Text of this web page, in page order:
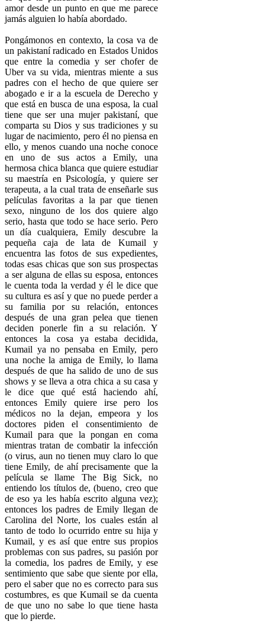
amor desde un punto en que me parece
jamás alguien lo había abordado.
Pongámonos en contexto, la cosa va de
un pakistaní radicado en Estados Unidos
que entre la comedia y ser chofer de
Uber va su vida, mientras miente a sus
padres con el hecho de que quiere ser
abogado e ir a la escuela de Derecho y
que está en busca de una esposa, la cual
tiene que ser una mujer pakistaní, que
comparta su Dios y sus tradiciones y su
lugar de nacimiento, pero él no piensa en
ello, y menos cuando una noche conoce
en uno de sus actos a Emily, una
hermosa chica blanca que quiere estudiar
su maestría en Psicología, y quiere ser
terapeuta, a la cual trata de enseñarle sus
películas favoritas a la par que tienen
sexo, ninguno de los dos quiere algo
serio, hasta que todo se hace serio. Pero
un día cualquiera, Emily descubre la
pequeña caja de lata de Kumail y
encuentra las fotos de sus expedientes,
todas esas chicas que son sus prospectas
a ser alguna de ellas su esposa, entonces
le cuenta toda la verdad y él le dice que
su cultura es así y que no puede perder a
su familia por su relación, entonces
después de una gran pelea que tienen
deciden ponerle fin a su relación. Y
entonces la cosa ya estaba decidida,
Kumail ya no pensaba en Emily, pero
una noche la amiga de Emily, lo llama
después de que ha salido de uno de sus
shows y se lleva a otra chica a su casa y
le dice que qué está haciendo ahí,
entonces Emily quiere irse pero los
médicos no la dejan, empeora y los
doctores piden el consentimiento de
Kumail para que la pongan en coma
mientras tratan de combatir la infección
(o virus, aun no tienen muy claro lo que
tiene Emily, de ahí precisamente que la
película se llame The Big Sick, no
entiendo los títulos de, (bueno, creo que
de eso ya les había escrito alguna vez);
entonces los padres de Emily llegan de
Carolina del Norte, los cuales están al
tanto de todo lo ocurrido entre su hija y
Kumail, y es así que entre sus propios
problemas con sus padres, su pasión por
la comedia, los padres de Emily, y ese
sentimiento que sabe que siente por ella,
pero el saber que no es correcto para sus
costumbres, es que Kumail se da cuenta
de que uno no sabe lo que tiene hasta
que lo pierde.